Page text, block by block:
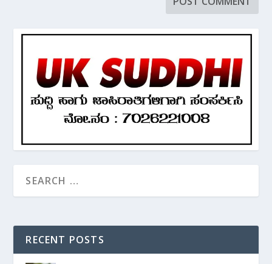
RECENT POSTS